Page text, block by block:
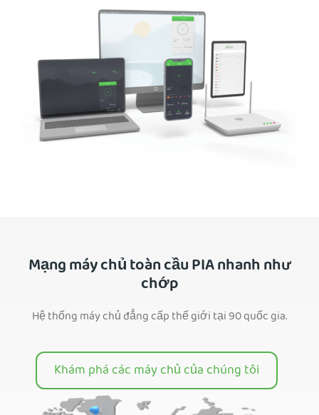
Mạng máy chủ toàn cầu PIA nhanh như
chớp
Hệ thống máy chủ đẳng cấp thế giới tại 90 quốc gia.
Khám phá các máy chủ của chúng tôi